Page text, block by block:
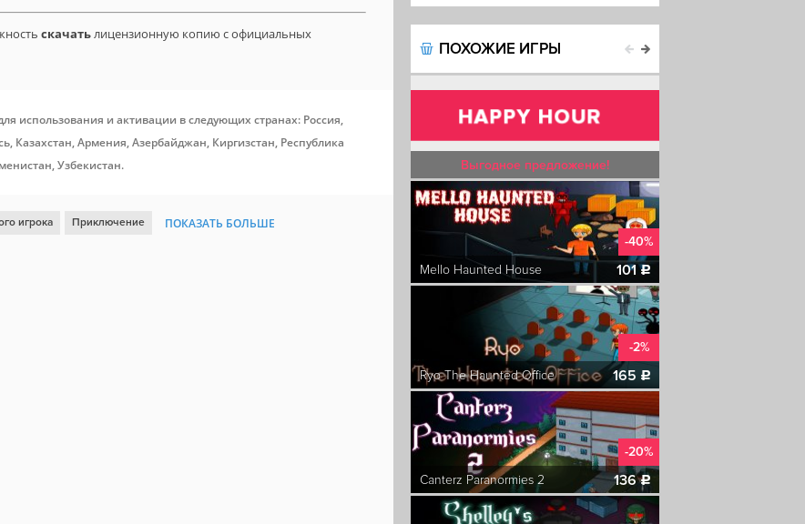
скачатьлицензионную копию с официальных
использования и активации в следующих странах: Россия,
Казахстан, Армения, Азербайджан, Киргизстан, Республика
Узбекистан.
игрока Приключение ПОКАЗАТЬ БОЛЬШЕ
ПОХОЖИЕ ИГРЫ
Выгодное предложение!
-40%
Mello Haunted House
101c
-2%
Ryo The Haunted Office
165 c
-20%
Canterz Paranormies 2
136c